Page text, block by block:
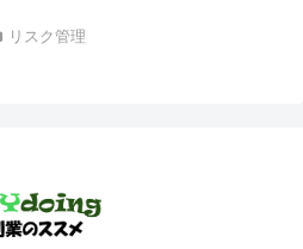
リスク管理